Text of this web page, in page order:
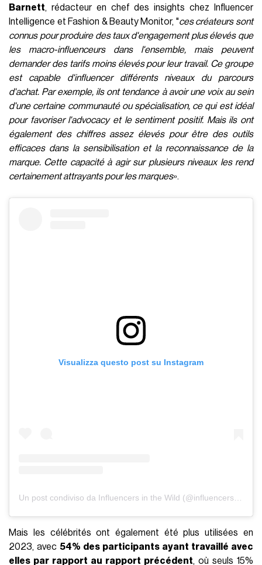
Barnett, rédacteur en chef des insights chez Influencer
Intelligence et Fashion & Beauty Monitor, "ces créateurs sont
connus pour produire des taux d'engagement plus élevés que
les macro-influenceurs dans l'ensemble, mais peuvent
demander des tarifs moins élevés pour leur travail. Ce groupe
est capable d'influencer différents niveaux du parcours
d'achat. Par exemple, ils ont tendance à avoir une voix au sein
d'une certaine communauté ou spécialisation, ce qui est idéal
pour favoriser l'advocacy et le sentiment positif. Mais ils ont
également des chiffres assez élevés pour être des outils
efficaces dans la sensibilisation et la reconnaissance de la
marque. Cette capacité à agir sur plusieurs niveaux les rend
certainement attrayants pour les marques».
Visualizza questo post su Instagram
Mais les célébrités ont également été plus utilisées en
2023, avec54% des participants ayant travaillé avec
elles par rapport au rapport précédent, où seuls 15%